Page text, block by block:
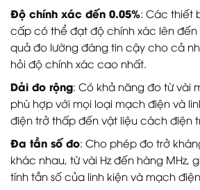
Độ chính xác đến 0.05%: Các thiết
cấp có thể đạt độ chính xác lên đến
quả đo lường đáng tin cậy cho cả
hỏi độ chính xác cao nhất.
Dải đo rộng: Có khả năng đo từ vài
phù hợp với mọi loại mạch điện và
điện trở thấp đến vật liệu cách điện
Đa tần số đo: Cho phép đo trở
khác nhau, từ vài Hz đến hàng MHz,
tính tần số của linh kiện và mạch điện.